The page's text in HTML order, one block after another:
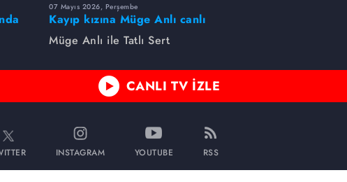
07 Mayıs 2026, Perşembe
Kayıp kızına Müge Anlı canlı
yayında kavuştu
Müge Anlı ile Tatlı Sert
CANLI TV İZLE
INSTAGRAM YOUTUBE RSS